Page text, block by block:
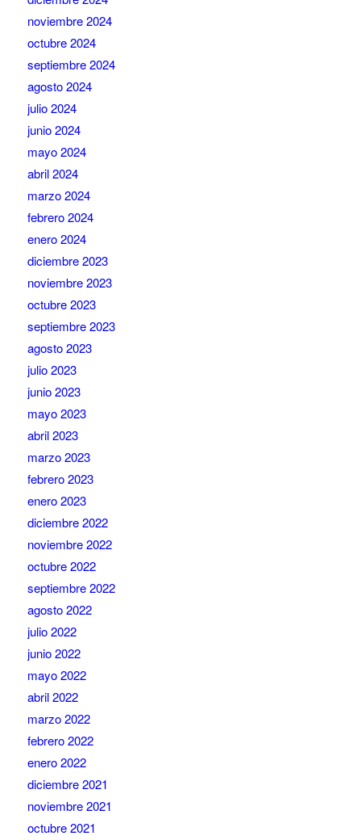
noviembre 2024
octubre 2024
septiembre 2024
agosto 2024
julio 2024
junio 2024
mayo 2024
abril 2024
marzo 2024
febrero 2024
enero 2024
diciembre 2023
noviembre 2023
octubre 2023
septiembre 2023
agosto 2023
julio 2023
junio 2023
mayo 2023
abril 2023
marzo 2023
febrero 2023
enero 2023
diciembre 2022
noviembre 2022
octubre 2022
septiembre 2022
agosto 2022
julio 2022
junio 2022
mayo 2022
abril 2022
marzo 2022
febrero 2022
enero 2022
diciembre 2021
noviembre 2021
octubre 2021